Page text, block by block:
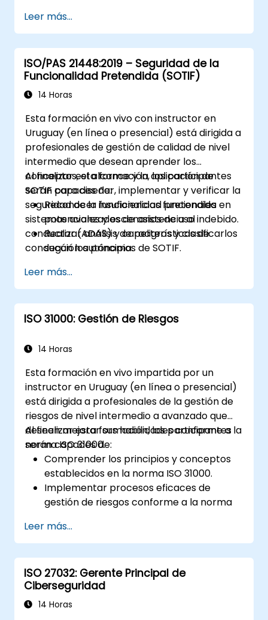
Leer más...
ISO/PAS 21448:2019 – Seguridad de la
Funcionalidad Pretendida (SOTIF)
14 Horas
Esta formación en vivo con instructor en
Uruguay (en línea o presencial) está dirigida a
profesionales de gestión de calidad de nivel
intermedio que desean aprender los
conceptos, el alcance y la aplicación de
SOTIF para diseñar, implementar y verificar la
seguridad de la funcionalidad pretendida en
sistemas avanzados de asistencia al
conductor (ADAS) y características de
conducción autónoma.
Al finalizar esta formación, los participantes
serán capaces de:
Reconocer insuficiencias funcionales
potenciales y escenarios de uso indebido.
Realizar análisis de peligros y clasificarlos
según los principios de SOTIF.
fases de diseño, desarrollo y validación
del sistema.
Implementar métodos de validación para
manejar casos extremos y riesgos
Asegurar la monitorización continua y las
para mantener la seguridad.
Identificar y superar los desafíos
específicos de las nuevas tecnologías y
los procesos de SOTIF.
Leer más...
ISO 31000: Gestión de Riesgos
14 Horas
Esta formación en vivo impartida por un
instructor en Uruguay (en línea o presencial)
está dirigida a profesionales de la gestión de
riesgos de nivel intermedio a avanzado que
deseen mejorar sus habilidades conforme a la
norma ISO 31000.
Al finalizar esta formación, los participantes
serán capaces de:
Comprender los principios y conceptos
establecidos en la norma ISO 31000.
Implementar procesos eficaces de
gestión de riesgos conforme a la norma
Identificar y evaluar los riesgos de
manera sistemática.
Aplicar estrategias de tratamiento de
riesgos y técnicas de seguimiento.
Comunicar e informar sobre los riesgos
de forma transparente dentro de la
Leer más...
ISO 27032: Gerente Principal de
Ciberseguridad
14 Horas